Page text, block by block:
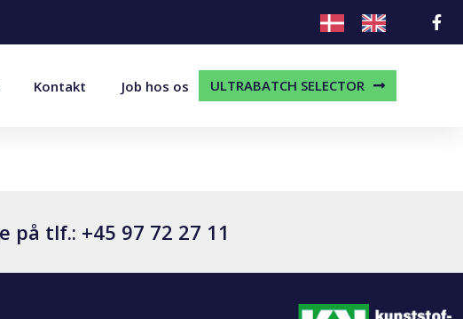
Kontakt Job hos os ULTRABATCH SELECTOR
tlf.: +45 97 72 27 11